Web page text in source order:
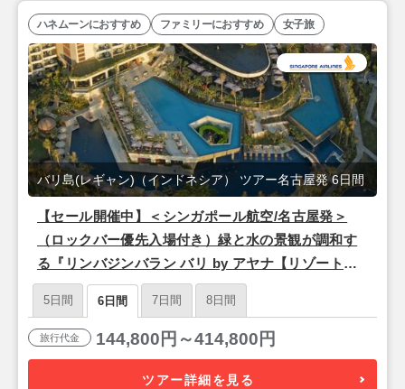
【セール開催中】＜シンガポール航空/名古屋発＞
（ロックバー優先入場付き）緑と水の景観が調和す
る『リンバジンバラン バリ by アヤナ【リゾートビ
ュールーム】』バリ島6日間
バリ島(レギャン)（インドネシア） ツアー名古屋発 6日間
ハネムーンにおすすめ ファミリーにおすすめ 女子旅
5日間 6日間 7日間 8日間
旅行代金 144,800円～414,800円
ツアー詳細を見る